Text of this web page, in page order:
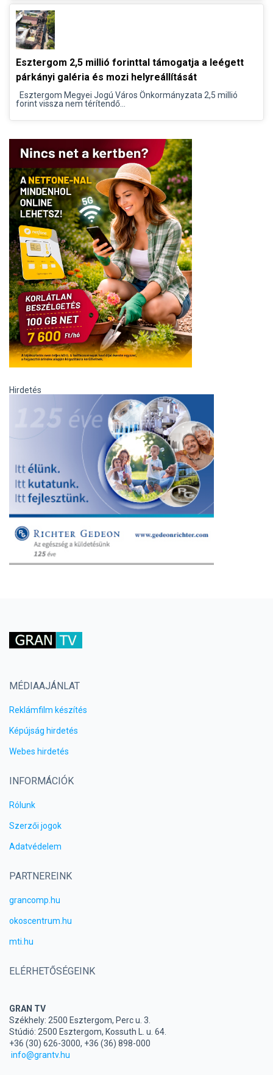
Esztergom 2,5 millió forinttal támogatja a leégett
párkányi galéria és mozi helyreállítását
Esztergom Megyei Jogú Város Önkormányzata 2,5 millió
forint vissza nem térítendő...
Hirdetés
MÉDIAAJÁNLAT
Reklámfilm készítés
Képújság hirdetés
Webes hirdetés
INFORMÁCIÓK
Rólunk
Szerzői jogok
Adatvédelem
PARTNEREINK
grancomp.hu
okoscentrum.hu
mti.hu
ELÉRHETŐSÉGEINK
GRAN TV
Székhely: 2500 Esztergom, Perc u. 3.
Stúdió: 2500 Esztergom, Kossuth L. u. 64.
+36 (30) 626-3000, +36 (36) 898-000
info@grantv.hu